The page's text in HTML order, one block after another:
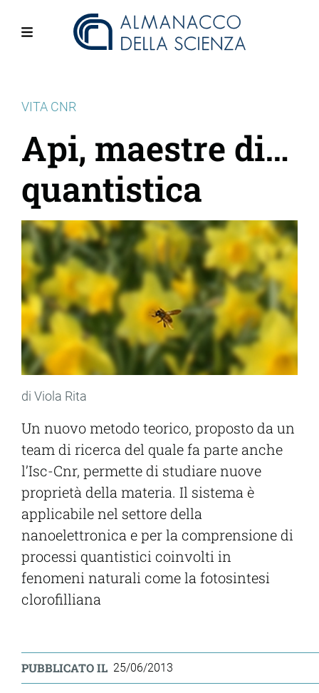
VITA CNR
Api, maestre di…
quantistica
di Viola Rita
Un nuovo metodo teorico, proposto da un
team di ricerca del quale fa parte anche
l’Isc-Cnr, permette di studiare nuove
proprietà della materia. Il sistema è
applicabile nel settore della
nanoelettronica e per la comprensione di
processi quantistici coinvolti in
fenomeni naturali come la fotosintesi
clorofilliana
PUBBLICATO IL 25/06/2013